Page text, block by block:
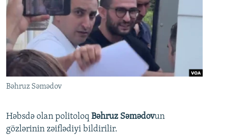
Bəhruz Səmədov
Həbsdə olan politoloq Bəhruz Səmədovun
gözlərinin zəiflədiyi bildirilir.